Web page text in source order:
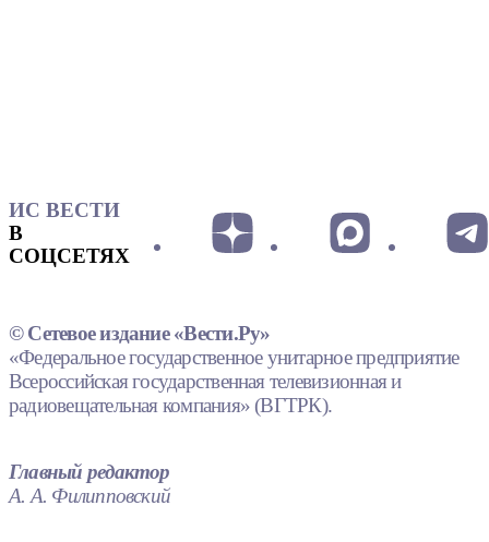
ИС ВЕСТИ
В
СОЦСЕТЯХ
© Сетевое издание «Вести.Ру»
«Федеральное государственное унитарное предприятие
Всероссийская государственная телевизионная и
радиовещательная компания» (ВГТРК).
Главный редактор
А. А. Филипповский